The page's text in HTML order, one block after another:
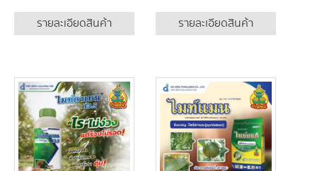
รายละเอียดสินค้า รายละเอียดสินค้า